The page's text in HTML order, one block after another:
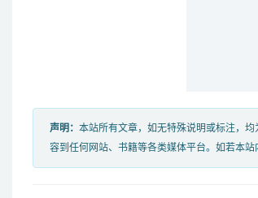
声明： 本站所有文章，如无特殊说明或标注，
容到任何网站、书籍等各类媒体平台。如若本